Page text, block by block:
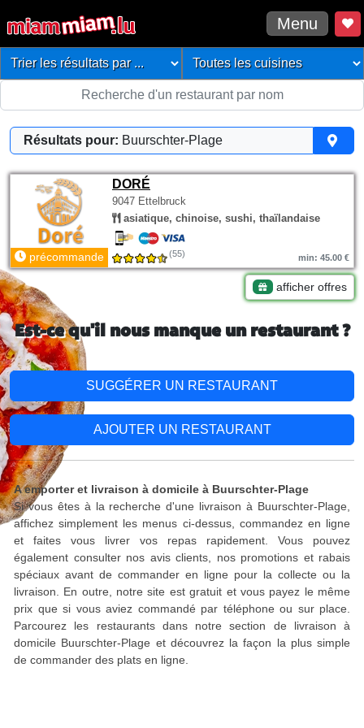
Menu
Résultats pour: Buurschter-Plage
DORÉ
9047 Ettelbruck
asiatique, chinoise, sushi, thaïlandaise
précommande (55) min: 45.00 €
afficher offres
Est-ce qu'il nous manque un restaurant ?
SUGGÉRER UN RESTAURANT
AJOUTER UN RESTAURANT
A emporter et livraison à domicile à Buurschter-Plage
Si vous êtes à la recherche d'une livraison à Buurschter-Plage,
affichez simplement les menus ci-dessus, commandez en ligne
et faites vous livrer vos repas rapidement. Vous pouvez
également consulter nos avis clients, nos promotions et rabais
spéciaux avant de commander en ligne pour la collecte ou la
livraison. En outre, notre site est gratuit et vous payez le même
prix que si vous aviez commandé par téléphone ou sur place.
Parcourez les restaurants dans notre section de livraison à
domicile Buurschter-Plage et découvrez la façon la plus simple
de commander des plats en ligne.